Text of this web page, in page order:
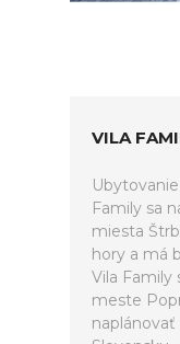
VILA
Family sa
miesta
hory a má
Vila Family
meste